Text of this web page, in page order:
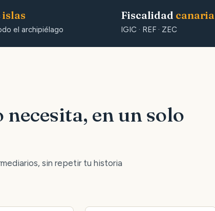
islas
el archipiélago
Fiscalidad canaria
IGIC · REF · ZEC
en un solo
sin repetir tu historia